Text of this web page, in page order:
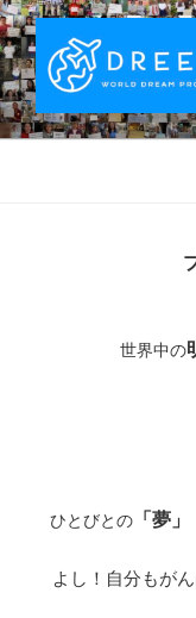
コ
ン
テ
ン
ツ
DREEM |
WORLD
夢をもつワクワクを
世界中の
ひとびとの 「夢」
よし！自分もが